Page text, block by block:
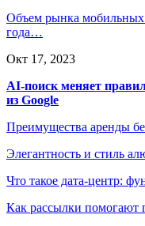
Объем рынка мобильных
года…
Окт 17, 2023
AI-поиск меняет
из Google
Преимущества аренды
Элегантность и стиль
Что такое дата-центр:
Как рассылки помогают